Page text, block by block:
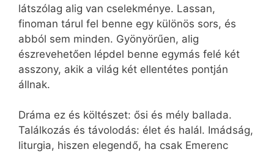
látszólag alig van cselekménye. Lassan,
finoman tárul fel benne egy különös sors, és
abból sem minden. Gyönyörűen, alig
észrevehetően lépdel benne egymás felé két
asszony, akik a világ két ellentétes pontján
állnak.
Dráma ez és költészet: ősi és mély ballada.
Találkozás és távolodás: élet és halál. Imádság,
liturgia, hiszen elegendő, ha csak Emerenc